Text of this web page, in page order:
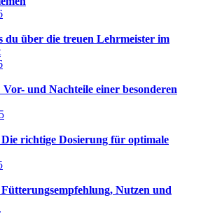
du über die treuen Lehrmeister im
und Nachteile einer besonderen
richtige Dosierung für optimale
Nutzen und